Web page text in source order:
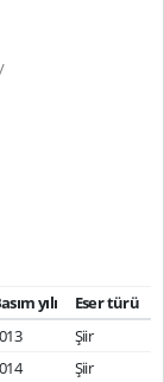
yılı
Eser türü
Şiir
Şiir